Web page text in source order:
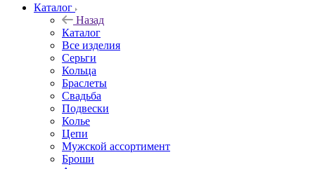
Каталог
Назад
Каталог
Все изделия
Серьги
Кольца
Браслеты
Свадьба
Подвески
Колье
Цепи
Мужской ассортимент
Броши